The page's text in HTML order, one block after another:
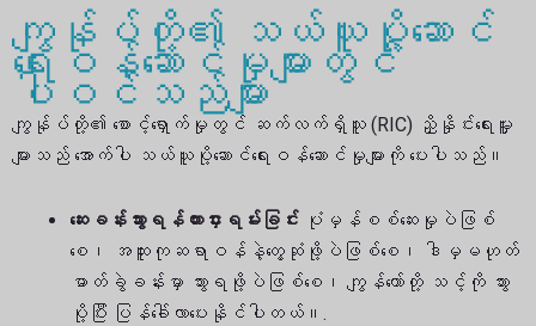
ကျွန်ုပ်တို့၏ သယ်ယူပို့ဆောင်
ရေးဝန်ဆောင်မှုများတွင်
ပါဝင်သည်များ
ကျွန်ုပ်တို့၏ စောင့်ရှောက်မှုတွင် ဆက်လက်ရှိသူ (RIC) ညှိနှိုင်းရေးမှူး
များသည် အောက်ပါ သယ်ယူပို့ဆောင်ရေးဝန်ဆောင်မှုများကို ပေးပါသည်။
ဆေးခန်းသွားရန်ကားငှားရမ်းခြင်း ပုံမှန်စစ်ဆေးမှုပဲဖြစ်
စေ၊ အထူးကုဆရာဝန်နဲ့တွေ့ဆုံဖို့ပဲဖြစ်စေ၊ ဒါမှမဟုတ်
ဓာတ်ခွဲခန်းမှာ သွားရဖို့ပဲဖြစ်စေ၊ ကျွန်တော်တို့ သင့်ကို သွား
ပို့ပြီး ပြန်ခေါ်လာပေးနိုင်ပါတယ်။.